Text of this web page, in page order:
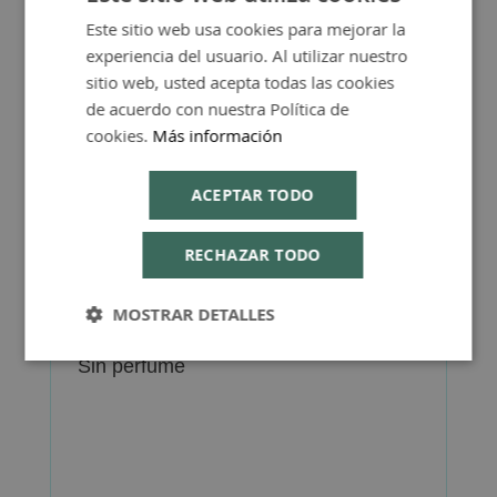
5.CALMA: Proporciona a la piel una
sensación inmediata de confort
gracias al agua termal de Avène,
calmante y antiirritante por naturaleza.
DermAbsolu está recomendado para
mujeres con piel sensible que desean
la piel.
Sin perfume
SPANISH
ENGLISH
Este sitio web usa cookies para mejorar la
experiencia del usuario. Al utilizar nuestro
sitio web, usted acepta todas las cookies
de acuerdo con nuestra Política de
cookies. Más información
ACEPTAR TODO
RECHAZAR TODO
MOSTRAR DETALLES